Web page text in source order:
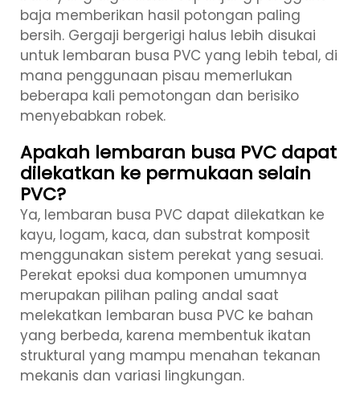
baja memberikan hasil potongan paling
bersih. Gergaji bergerigi halus lebih disukai
untuk lembaran busa PVC yang lebih tebal, di
mana penggunaan pisau memerlukan
beberapa kali pemotongan dan berisiko
menyebabkan robek.
Apakah lembaran busa PVC dapat
dilekatkan ke permukaan selain
PVC?
Ya, lembaran busa PVC dapat dilekatkan ke
kayu, logam, kaca, dan substrat komposit
menggunakan sistem perekat yang sesuai.
Perekat epoksi dua komponen umumnya
merupakan pilihan paling andal saat
melekatkan lembaran busa PVC ke bahan
yang berbeda, karena membentuk ikatan
struktural yang mampu menahan tekanan
mekanis dan variasi lingkungan.